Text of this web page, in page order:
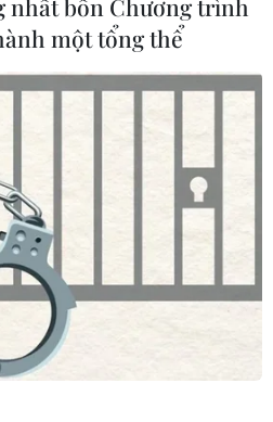
MỤC
tác du lịch với
nhất bốn Chương trình
một tổng thể